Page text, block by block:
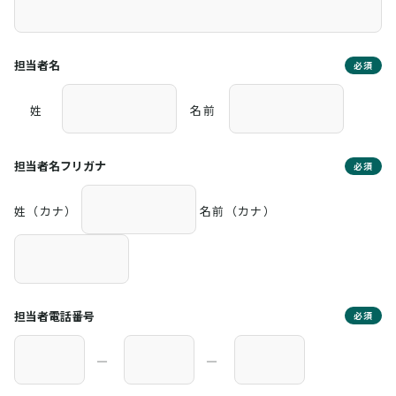
担当者名 必須
姓 名前
担当者名フリガナ 必須
姓（カナ） 名前（カナ）
担当者電話番号 必須
― ―